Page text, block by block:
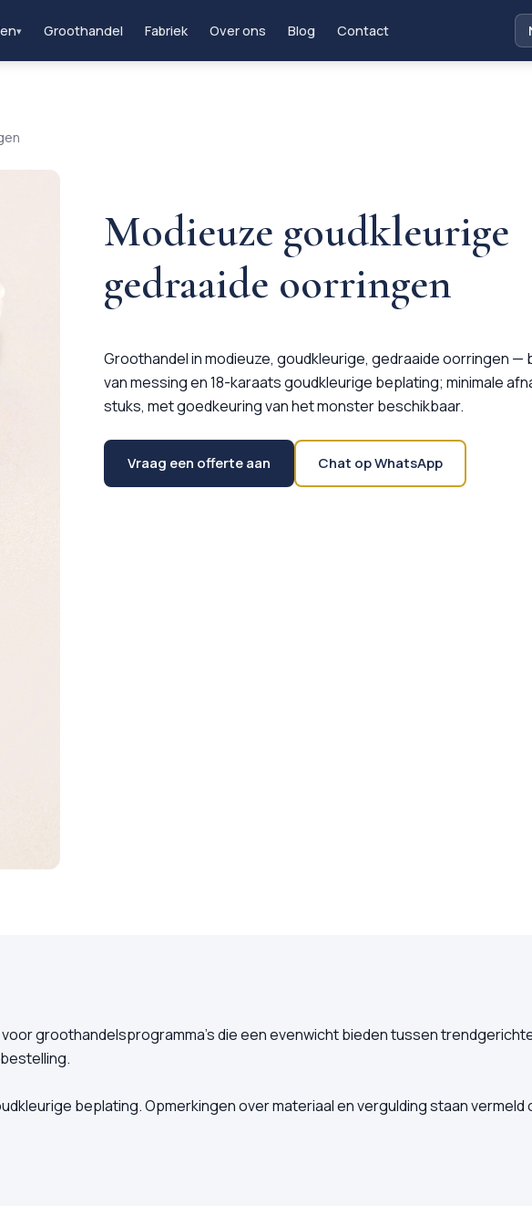
▾ Groothandel Fabriek Over ons Blog Contact
Modieuze goudkleurige
gedraaide oorringen
Groothandel in modieuze, goudkleurige, gedraaide oorringen —
van messing en 18-karaats goudkleurige beplating; minimale
stuks, met goedkeuring van het monster beschikbaar.
Vraag een offerte aan Chat op WhatsApp
groothandelsprogramma’s die een evenwicht bieden tussen
beplating. Opmerkingen over materiaal en vergulding staan vermeld